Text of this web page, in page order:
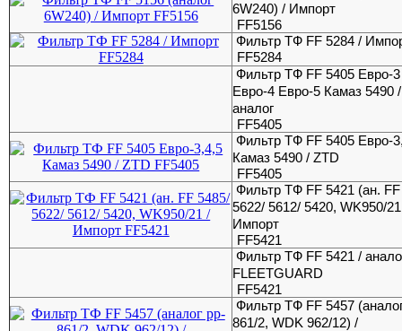
6W240) / Импорт
FF5156
Фильтр ТФ FF 5284 /
FF5284
Фильтр ТФ FF 5405 Евро-3
Евро-4 Евро-5 Камаз 5490 /
аналог
FF5405
Фильтр ТФ FF 5405 Евро-
Камаз 5490 / ZTD
FF5405
Фильтр ТФ FF 5421 (ан.
5622/ 5612/ 5420, WK950/
Импорт
FF5421
Фильтр ТФ FF 5421 /
FLEETGUARD
FF5421
Фильтр ТФ FF 5457
861/2, WDK 962/12) /